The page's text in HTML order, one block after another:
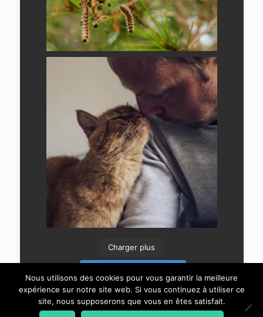
Charger plus
Nous utilisons des cookies pour vous garantir la meilleure
expérience sur notre site web. Si vous continuez à utiliser ce
site, nous supposerons que vous en êtes satisfait.